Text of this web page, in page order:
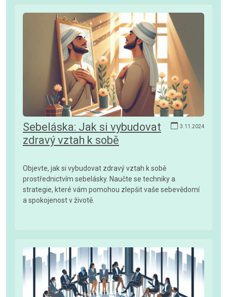
3.11.2024
Sebeláska: Jak si vybudovat
zdravý vztah k sobě
Objevte, jak si vybudovat zdravý vztah k sobě
prostřednictvím sebelásky. Naučte se techniky a
strategie, které vám pomohou zlepšit vaše sebevědomí
a spokojenost v životě.